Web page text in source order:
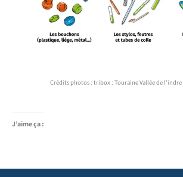
Crédits photos : tribox : Touraine Vallée de
J’aime ça :